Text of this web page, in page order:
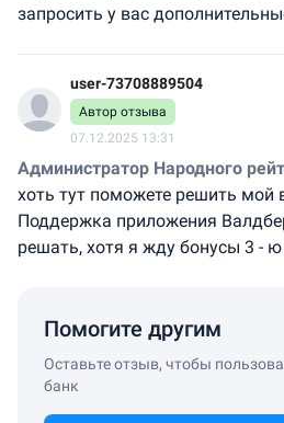
запросить у вас
user-73708889504
Автор отзыва
07.12.2025 13:31
Администратор Народного
хоть тут поможете решить мой
Поддержка приложения
решать, хотя я жду бонусы 3 -
Помогите другим
Оставьте отзыв, чтобы
банк